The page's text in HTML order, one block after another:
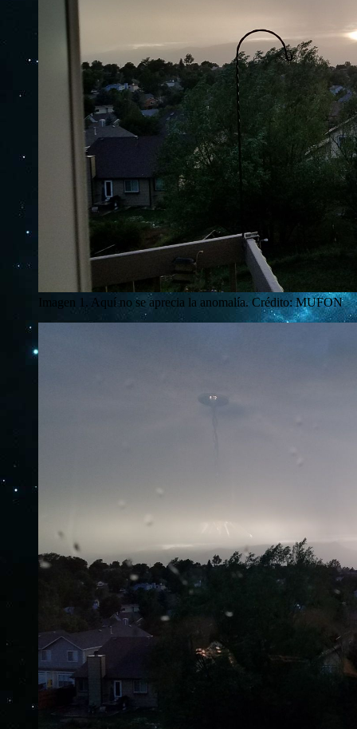
Imagen 1. Aquí no se aprecia la anomalía. Crédito: MUFON